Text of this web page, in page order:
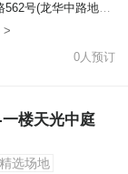
路地铁站出入口步行110米)
>
0人预订
楼天光中庭
精选场地